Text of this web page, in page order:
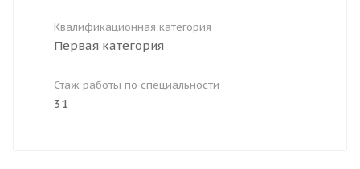
Квалификационная категория
Первая категория
Стаж работы по специальности
31